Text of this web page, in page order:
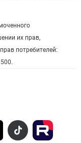
их прав,
потребителей: